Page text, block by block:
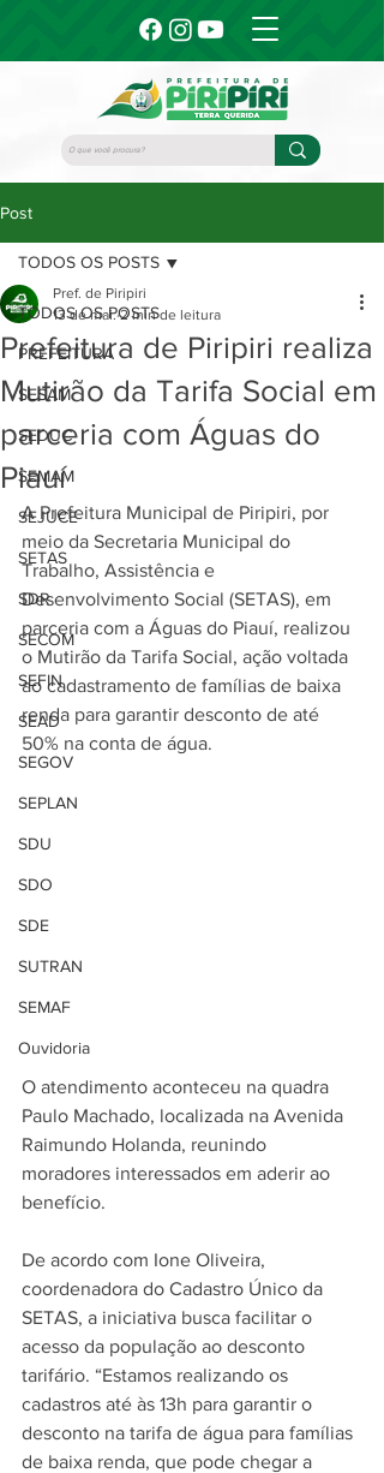
Post
TODOS OS POSTS
PREFEITURA
SESAM
SEDUC
SEMAM
SEJUCE
SETAS
SDR
SECOM
SEFIN
SEAD
SEGOV
SEPLAN
SDU
SDO
SDE
SUTRAN
SEMAF
Ouvidoria
TODOS OS POSTS
Prefeitura de Piripiri realiza
Mutirão da Tarifa Social em
parceria com Águas do
Piauí
Pref. de Piripiri
13 de mai. 2 min de leitura
A Prefeitura Municipal de Piripiri, por
meio da Secretaria Municipal do
Trabalho, Assistência e
Desenvolvimento Social (SETAS), em
parceria com a Águas do Piauí, realizou
o Mutirão da Tarifa Social, ação voltada
ao cadastramento de famílias de baixa
renda para garantir desconto de até
50% na conta de água.
O atendimento aconteceu na quadra
Paulo Machado, localizada na Avenida
Raimundo Holanda, reunindo
moradores interessados em aderir ao
benefício.
De acordo com Ione Oliveira,
coordenadora do Cadastro Único da
SETAS, a iniciativa busca facilitar o
acesso da população ao desconto
tarifário. “Estamos realizando os
cadastros até às 13h para garantir o
desconto na tarifa de água para famílias
de baixa renda, que pode chegar a